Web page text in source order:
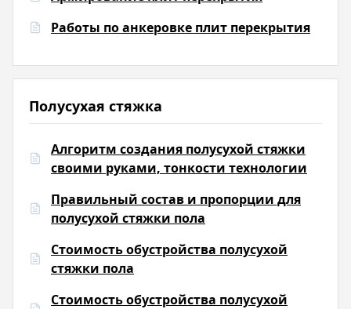
Работы по анкеровке плит перекрытия
Полусухая стяжка
Алгоритм создания полусухой стяжки
своими руками, тонкости технологии
Правильный состав и пропорции для
полусухой стяжки пола
Стоимость обустройства полусухой
стяжки пола
Стоимость обустройства полусухой